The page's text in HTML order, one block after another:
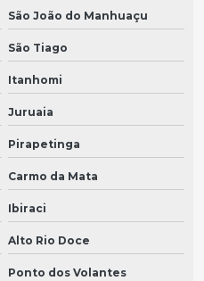
São João do Manhuaçu
São Tiago
Itanhomi
Juruaia
Pirapetinga
Carmo da Mata
Ibiraci
Alto Rio Doce
Ponto dos Volantes